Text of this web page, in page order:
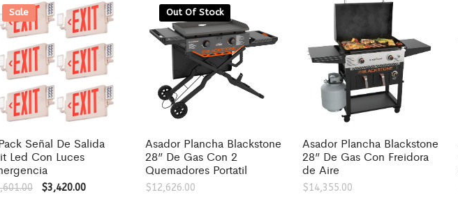
Sale
Señal De Salida
Led Con Luces
$3,420.00
Out Of Stock
Asador Plancha Blackstone
28” De Gas Con 2
Quemadores Portatil
$12,626.00
Asador Plancha Blackstone
28” De Gas Con Freidora
de Aire
$14,355.00